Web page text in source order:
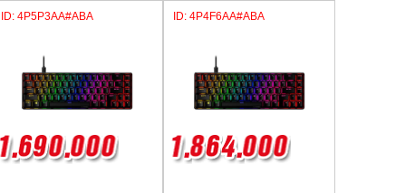
ID: 4P5P3AA#ABA ID: 4P4F6AA#ABA